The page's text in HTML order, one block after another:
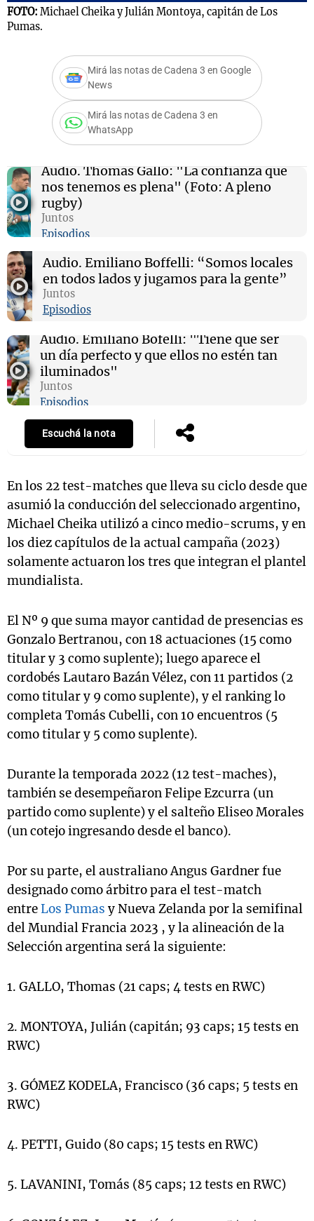
FOTO: Michael Cheika y Julián Montoya, capitán de Los
Pumas.
Mirá las notas de Cadena 3 en Google
News
Mirá las notas de Cadena 3 en
WhatsApp
Audio. Thomás Gallo: "La confianza que
nos tenemos es plena" (Foto: A pleno
rugby)
Juntos
Episodios
Audio. Emiliano Boffelli: “Somos locales
en todos lados y jugamos para la gente”
Juntos
Episodios
Audio. Emiliano Bofelli: "Tiene que ser
un día perfecto y que ellos no estén tan
iluminados"
Juntos
Episodios
Escuchá la nota
En los 22 test-matches que lleva su ciclo desde que
asumió la conducción del seleccionado argentino,
Michael Cheika utilizó a cinco medio-scrums, y en
los diez capítulos de la actual campaña (2023)
solamente actuaron los tres que integran el plantel
mundialista.
El Nº 9 que suma mayor cantidad de presencias es
Gonzalo Bertranou, con 18 actuaciones (15 como
titular y 3 como suplente); luego aparece el
cordobés Lautaro Bazán Vélez, con 11 partidos (2
como titular y 9 como suplente), y el ranking lo
completa Tomás Cubelli, con 10 encuentros (5
como titular y 5 como suplente).
Durante la temporada 2022 (12 test-maches),
también se desempeñaron Felipe Ezcurra (un
partido como suplente) y el salteño Eliseo Morales
(un cotejo ingresando desde el banco).
Por su parte, el australiano Angus Gardner fue
designado como árbitro para el test-match
entreLos Pumas y Nueva Zelanda por la semifinal
del Mundial Francia 2023 , y la alineación de la
Selección argentina será la siguiente:
1. GALLO, Thomas (21 caps; 4 tests en RWC)
2. MONTOYA, Julián (capitán; 93 caps; 15 tests en
RWC)
3. GÓMEZ KODELA, Francisco (36 caps; 5 tests en
RWC)
4. PETTI, Guido (80 caps; 15 tests en RWC)
5. LAVANINI, Tomás (85 caps; 12 tests en RWC)
Mundial 2026
La Sole en
Cadena 3